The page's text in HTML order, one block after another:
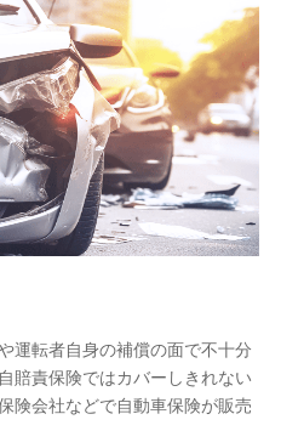
タの項目】
サービス提供等を通じて取得
ータ
レス、お客さまの識別子、
ービスのご利用に関する情
ード番号、性別、年齢、家族
、dポイント利用履歴などが
が提供する各種サービスな
供する各種サービスのご契
ネット利用時の行動に関す
用時の行動に関する情報、
名称・購入場所・決済に関
に関する情報などが含まれ
運転者自身の補償の面で不十分
賠責保険ではカバーしきれない
険会社などで自動車保険が販売